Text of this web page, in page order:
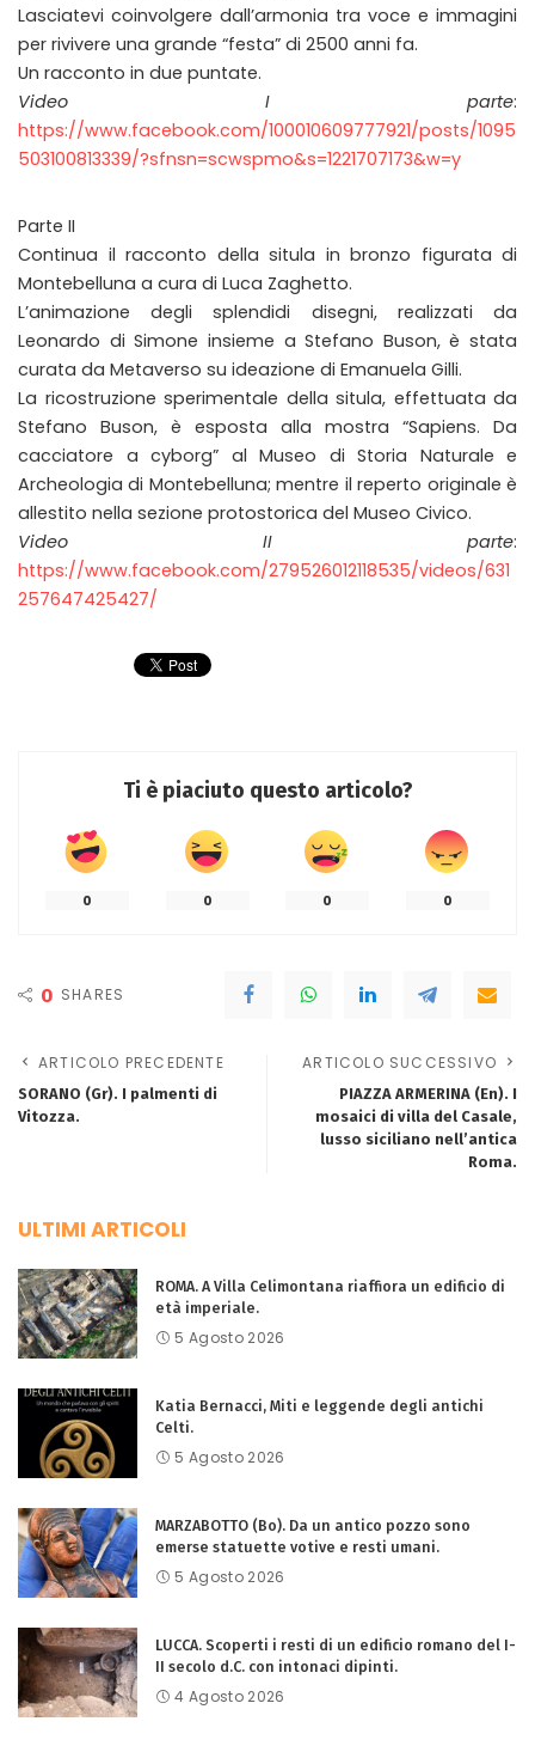
Lasciatevi coinvolgere dall’armonia tra voce e immagini
per rivivere una grande “festa” di 2500 anni fa.
Un racconto in due puntate.
Video I parte:
https://www.facebook.com/100010609777921/posts/1095
503100813339/?sfnsn=scwspmo&s=1221707173&w=y
Parte II
Continua il racconto della situla in bronzo figurata di
Montebelluna a cura di Luca Zaghetto.
L’animazione degli splendidi disegni, realizzati da
Leonardo di Simone insieme a Stefano Buson, è stata
curata da Metaverso su ideazione di Emanuela Gilli.
La ricostruzione sperimentale della situla, effettuata da
Stefano Buson, è esposta alla mostra “Sapiens. Da
cacciatore a cyborg” al Museo di Storia Naturale e
Archeologia di Montebelluna; mentre il reperto originale è
allestito nella sezione protostorica del Museo Civico.
Video II parte:
https://www.facebook.com/279526012118535/videos/631
257647425427/
Ti è piaciuto questo articolo?
0 0 0 0
0 SHARES
ARTICOLO PRECEDENTE
SORANO (Gr). I palmenti di
Vitozza.
ARTICOLO SUCCESSIVO
PIAZZA ARMERINA (En). I
mosaici di villa del Casale,
lusso siciliano nell’antica
Roma.
ULTIMI ARTICOLI
ROMA. A Villa Celimontana riaffiora un edificio di
età imperiale.
5 Agosto 2026
Katia Bernacci, Miti e leggende degli antichi
Celti.
5 Agosto 2026
MARZABOTTO (Bo). Da un antico pozzo sono
emerse statuette votive e resti umani.
5 Agosto 2026
LUCCA. Scoperti i resti di un edificio romano del I-
II secolo d.C. con intonaci dipinti.
4 Agosto 2026